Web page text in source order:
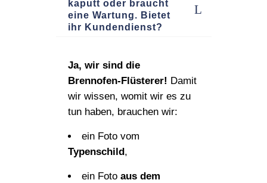
kaputt oder braucht
eine Wartung. Bietet
ihr Kundendienst?
Ja, wir sind die
Brennofen‑Flüsterer! Damit
wir wissen, womit wir es zu
tun haben, brauchen wir:
ein Foto vom
Typenschild ,
ein Foto aus dem